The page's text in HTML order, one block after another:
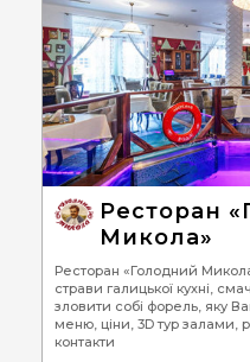
Ресторан
Микола»
Ресторан «Голодний
страви галицької кухні,
зловити собі форель, яку
меню, ціни, 3D тур залами,
контакти